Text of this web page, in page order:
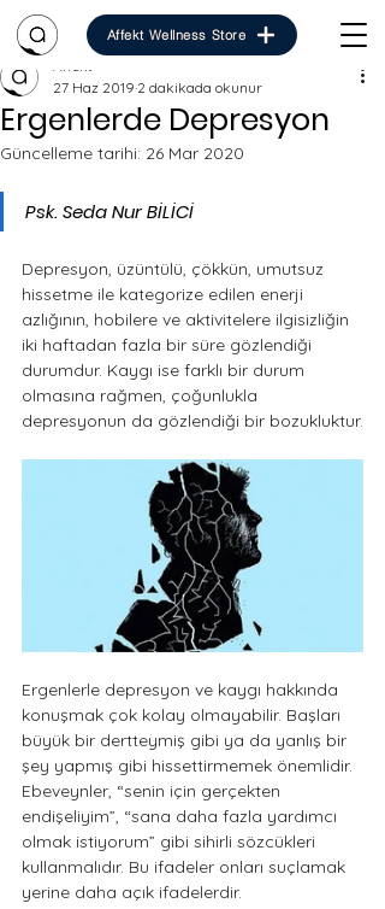
Affekt Wellness Store
Ergenlerde Depresyon
Affekt
27 Haz 2019 2 dakikada okunur
Güncelleme tarihi: 26 Mar 2020
Psk. Seda Nur BİLİCİ
Depresyon, üzüntülü, çökkün, umutsuz
hissetme ile kategorize edilen enerji
azlığının, hobilere ve aktivitelere ilgisizliğin
iki haftadan fazla bir süre gözlendiği
durumdur. Kaygı ise farklı bir durum
olmasına rağmen, çoğunlukla
depresyonun da gözlendiği bir bozukluktur.
Ergenlerle depresyon ve kaygı hakkında
konuşmak çok kolay olmayabilir. Başları
büyük bir dertteymiş gibi ya da yanlış bir
şey yapmış gibi hissettirmemek önemlidir.
Ebeveynler, “senin için gerçekten
endişeliyim”, “sana daha fazla yardımcı
olmak istiyorum” gibi sihirli sözcükleri
kullanmalıdır. Bu ifadeler onları suçlamak
yerine daha açık ifadelerdir.